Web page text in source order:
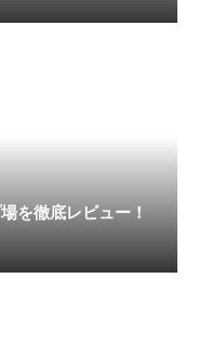
を徹底レビュー！